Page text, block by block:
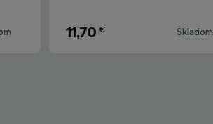
11,70 € Skladom